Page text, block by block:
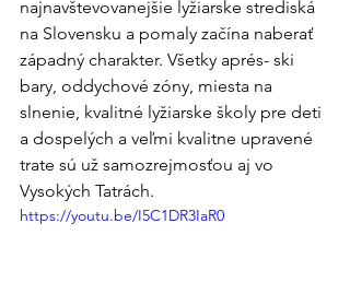
najnavštevovanejšie lyžiarske strediská
na Slovensku a pomaly začína naberať
západný charakter. Všetky aprés- ski
bary, oddychové zóny, miesta na
slnenie, kvalitné lyžiarske školy pre deti
a dospelých a veľmi kvalitne upravené
trate sú už samozrejmosťou aj vo
Vysokých Tatrách.
https://youtu.be/I5C1DR3IaR0